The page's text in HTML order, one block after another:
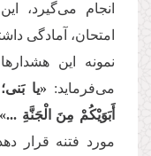
انجام می‌گیرد،
امتحان، آمادگی
نمونه این
می‌فرماید: «یا
أَبَوَیْكُمْ مِنَ الْجَنَّةِ
مورد فتنه قرار